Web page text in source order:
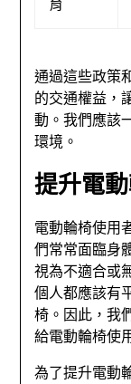
通過這些政策
的交通權益，
動。我們應該
環境。
提升電
電動輪椅使用
們常常面臨身
視為不適合或
個人都應該有
椅。因此，我
給電動輪椅使
為了提升電動